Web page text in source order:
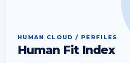
HUMAN CLOUD / PERFILES
Human Fit Index